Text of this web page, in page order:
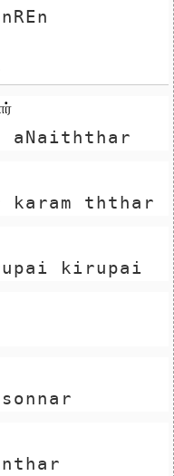
aNaiththar
karam ththar
kirupai